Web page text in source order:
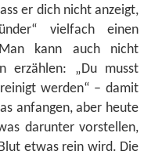
er dich nicht anzeigt,
vielfach einen
kann auch nicht
erzählen: „Du musst
werden“ – damit
anfangen, aber heute
darunter vorstellen,
etwas rein wird. Die